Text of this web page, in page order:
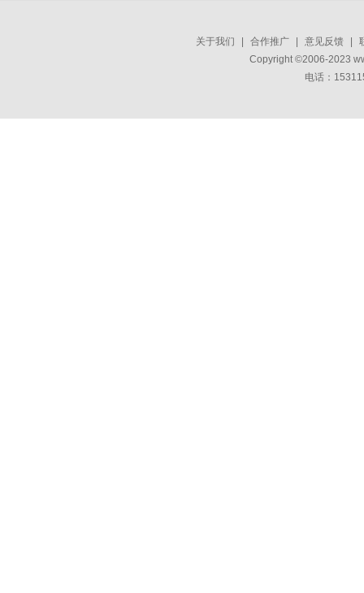
关于我们 合作推广 意见反馈
Copyright ©2006-2023
电话：